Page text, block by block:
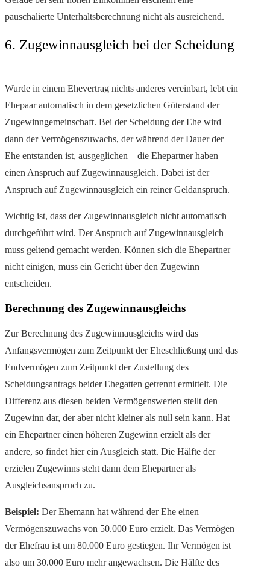
pauschalierte Unterhaltsberechnung nicht als ausreichend.
6. Zugewinnausgleich bei der Scheidung
Wurde in einem Ehevertrag nichts anderes vereinbart, lebt ein
Ehepaar automatisch in dem gesetzlichen Güterstand der
Zugewinngemeinschaft. Bei der Scheidung der Ehe wird
dann der Vermögenszuwachs, der während der Dauer der
Ehe entstanden ist, ausgeglichen – die Ehepartner haben
einen Anspruch auf Zugewinnausgleich. Dabei ist der
Anspruch auf Zugewinnausgleich ein reiner Geldanspruch.
Wichtig ist, dass der Zugewinnausgleich nicht automatisch
durchgeführt wird. Der Anspruch auf Zugewinnausgleich
muss geltend gemacht werden. Können sich die Ehepartner
nicht einigen, muss ein Gericht über den Zugewinn
entscheiden.
Berechnung des Zugewinnausgleichs
Zur Berechnung des Zugewinnausgleichs wird das
Anfangsvermögen zum Zeitpunkt der Eheschließung und das
Endvermögen zum Zeitpunkt der Zustellung des
Scheidungsantrags beider Ehegatten getrennt ermittelt. Die
Differenz aus diesen beiden Vermögenswerten stellt den
Zugewinn dar, der aber nicht kleiner als null sein kann. Hat
ein Ehepartner einen höheren Zugewinn erzielt als der
andere, so findet hier ein Ausgleich statt. Die Hälfte der
erzielen Zugewinns steht dann dem Ehepartner als
Ausgleichsanspruch zu.
Beispiel: Der Ehemann hat während der Ehe einen
Vermögenszuwachs von 50.000 Euro erzielt. Das Vermögen
der Ehefrau ist um 80.000 Euro gestiegen. Ihr Vermögen ist
also um 30.000 Euro mehr angewachsen. Die Hälfte des